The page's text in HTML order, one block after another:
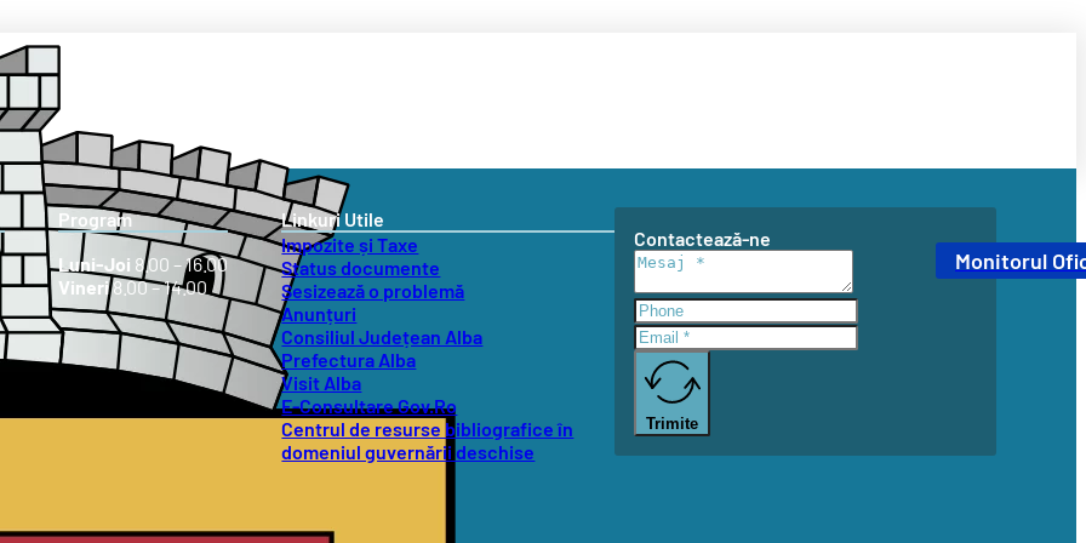
Monitorul
Program
Luni-Joi 8.00 – 16.00
Vineri8.00 – 14.00
Linkuri Utile
Impozite și Taxe
Status documente
Sesizează o problemă
Anunțuri
Consiliul Județean Alba
Prefectura Alba
Visit Alba
E-Consultare Gov.Ro
Centrul de resurse bibliografice în
domeniul guvernării deschise
Contactează-ne
Trimite